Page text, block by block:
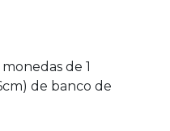
de 1
de banco de